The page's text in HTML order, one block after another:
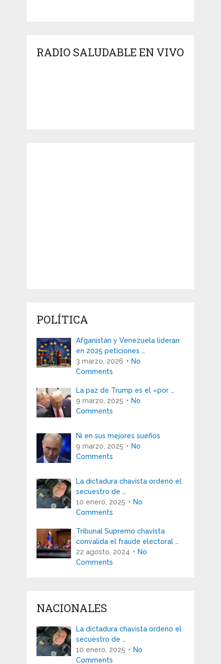
RADIO SALUDABLE EN VIVO
POLÍTICA
Afganistán y Venezuela lideran
en 2025 peticiones …
3 marzo, 2026
No
Comments
La paz de Trump es el «por …
9 marzo, 2025
No
Comments
Ni en sus mejores sueños
9 marzo, 2025
No
Comments
La dictadura chavista ordenó el
secuestro de …
10 enero, 2025
No
Comments
Tribunal Supremo chavista
convalida el fraude electoral …
22 agosto, 2024
No
Comments
NACIONALES
La dictadura chavista ordenó el
secuestro de …
10 enero, 2025
No
Comments